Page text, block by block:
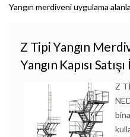
Yangın merdiveni uygulama
Z Tipi Yangın
Yangın Kapısı
Z